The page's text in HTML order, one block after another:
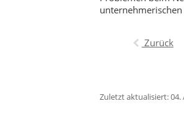
Zurück
Zuletzt aktualisiert: 04.